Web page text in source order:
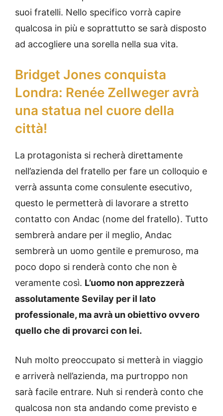
suoi fratelli. Nello specifico vorrà capire
qualcosa in più e soprattutto se sarà disposto
ad accogliere una sorella nella sua vita.
Bridget Jones conquista
Londra: Renée Zellweger avrà
una statua nel cuore della
città!
La protagonista si recherà direttamente
nell’azienda del fratello per fare un colloquio e
verrà assunta come consulente esecutivo,
questo le permetterà di lavorare a stretto
contatto con Andac (nome del fratello). Tutto
sembrerà andare per il meglio, Andac
sembrerà un uomo gentile e premuroso, ma
poco dopo si renderà conto che non è
veramente così. L’uomo non apprezzerà
assolutamente Sevilay per il lato
professionale, ma avrà un obiettivo ovvero
quello che di provarci con lei.
Nuh molto preoccupato si metterà in viaggio
e arriverà nell’azienda, ma purtroppo non
sarà facile entrare. Nuh si renderà conto che
qualcosa non sta andando come previsto e